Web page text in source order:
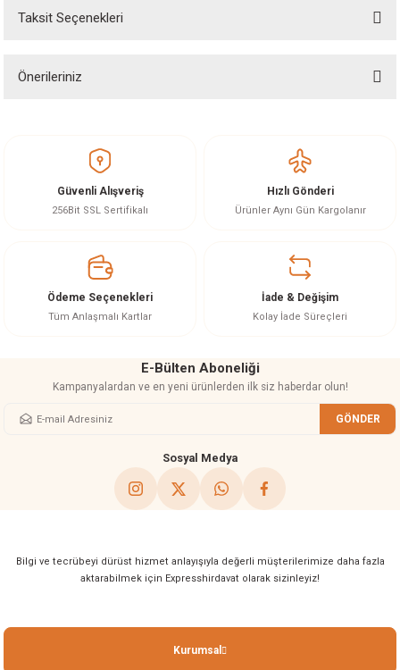
Ürün hakkında henüz soru sorulmamış.
Taksit Seçenekleri
Önerileriniz
Görüş ve önerileriniz için teşekkür ederiz.
Ürün resmi kalitesiz, bozuk veya görüntülenemiyor.
Ürün bilgilerinde hatalar bulunuyor.
Bu ürüne benzer farklı alternatifler olmalı.
Güvenli Alışveriş
256Bit SSL Sertifikalı
Hızlı Gönderi
Ürünler Aynı Gün Kargolanır
Ödeme Seçenekleri
Tüm Anlaşmalı Kartlar
İade & Değişim
Kolay İade Süreçleri
E-Bülten Aboneliği
Kampanyalardan ve en yeni ürünlerden ilk siz haberdar olun!
GÖNDER
Sosyal Medya
Bilgi ve tecrübeyi dürüst hizmet anlayışıyla değerli müşterilerimize daha fazla
aktarabilmek için Expresshirdavat olarak sizinleyiz!
Kurumsal